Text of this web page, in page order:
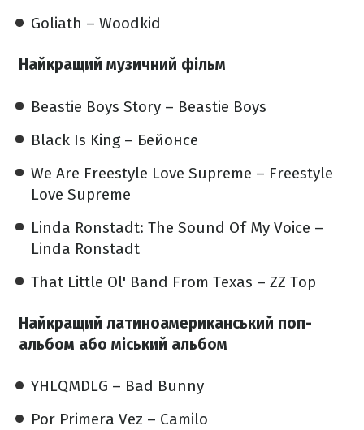
Goliath – Woodkid
Найкращий музичний фільм
Beastie Boys Story – Beastie Boys
Black Is King – Бейонсе
We Are Freestyle Love Supreme – Freestyle
Love Supreme
Linda Ronstadt: The Sound Of My Voice –
Linda Ronstadt
That Little Ol' Band From Texas – ZZ Top
Найкращий латиноамериканський поп-
альбом або міський альбом
YHLQMDLG – Bad Bunny
Por Primera Vez – Camilo